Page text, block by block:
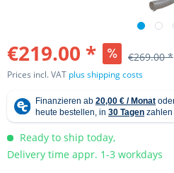
€219.00 * €269.00 *
Prices incl. VAT plus shipping costs
Ready to ship today,
Delivery time appr. 1-3 workdays